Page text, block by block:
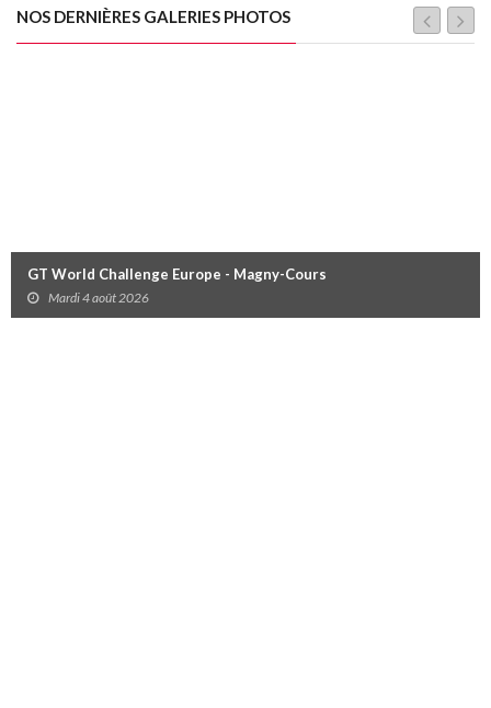
NOS DERNIÈRES GALERIES PHOTOS
GT World Challenge Europe - Magny-Cours
Mardi 4 août 2026